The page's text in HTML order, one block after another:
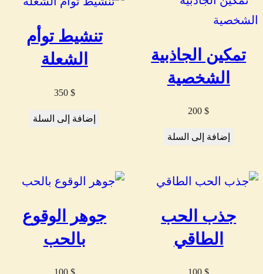
تمكين الجاذبية
الشخصية
200$
إضافة إلى السلة
تنشيط توأم
الشعلة
350 $
إضافة إلى السلة
جذب الحب
الطاقي
جوهر الوقوع
بالحب